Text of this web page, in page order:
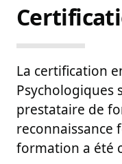
PSP
La certification
Psychologiques
prestataire de
reconnaissance
formation a été